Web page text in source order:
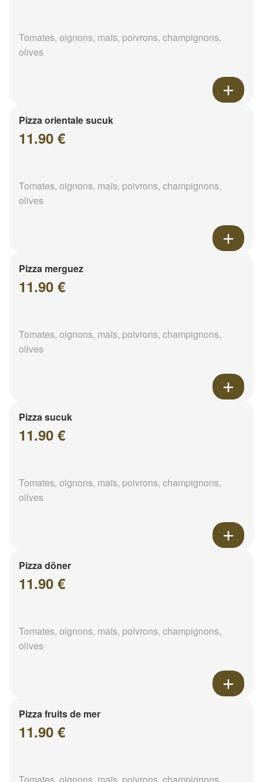
Tomates, oignons, maïs, poivrons, champignons,
olives
Pizza orientale sucuk
11.90 €
Tomates, oignons, maïs, poivrons, champignons,
olives
Pizza merguez
11.90 €
Tomates, oignons, maïs, poivrons, champignons,
olives
Pizza sucuk
11.90 €
Tomates, oignons, maïs, poivrons, champignons,
olives
Pizza döner
11.90 €
Tomates, oignons, maïs, poivrons, champignons,
olives
Pizza fruits de mer
11.90 €
Tomates, oignons, maïs, poivrons, champignons,